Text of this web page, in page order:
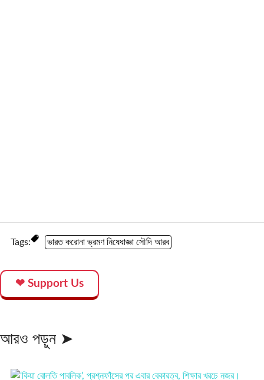
Tags: ভারত করোনা ভ্রমণ নিষেধাজ্ঞা সৌদি আরব
❤ Support Us
আরও পড়ুন ➤